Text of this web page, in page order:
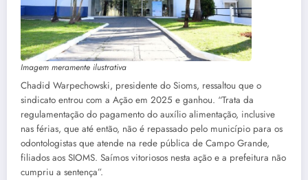
Imagem meramente ilustrativa
Chadid Warpechowski, presidente do Sioms, ressaltou que o
sindicato entrou com a Ação em 2025 e ganhou. “Trata da
regulamentação do pagamento do auxílio alimentação, inclusive
nas férias, que até então, não é repassado pelo município para os
odontologistas que atende na rede pública de Campo Grande,
filiados aos SIOMS. Saímos vitoriosos nesta ação e a prefeitura não
cumpriu a sentença”.